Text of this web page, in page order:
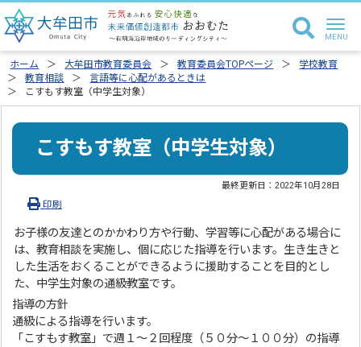
ホーム 大牟田市教育委員会 教育委員会TOPページ
学校教育
教育相談
言語等に心配があるときは
こすもす教室（中学生対象）
こすもす教室（中学生対象）
最終更新日：2022年10月28日
印刷
お子様の友達とのかかわり方や行動、学習等に心配がある場合に
は、教育相談を実施し、個に応じた指導を行います。生き生きと
した生活をおくることができるように援助することを目的とし
た、中学生対象の通級教室です。
指導の方針
通級による指導を行います。
「こすもす教室」で週１〜２回程度（５０分〜１００分）の指導